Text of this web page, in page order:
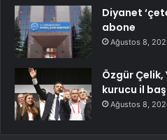
Diyanet
abone
Ağustos 8,
Özgür Çelik,
kurucu il
Ağustos 8,